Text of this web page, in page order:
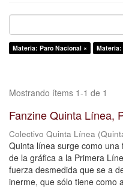
Materia: Paro Nacional × Materia:
Mostrando ítems 1-1 de 1
Fanzine Quinta Línea,
Colectivo Quinta Línea (
Quinta línea surge como
de la gráfica a la Primera
fuerza desmedida que se a
inerme, que sólo tiene como